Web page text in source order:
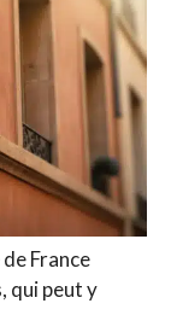
France
qui peut y